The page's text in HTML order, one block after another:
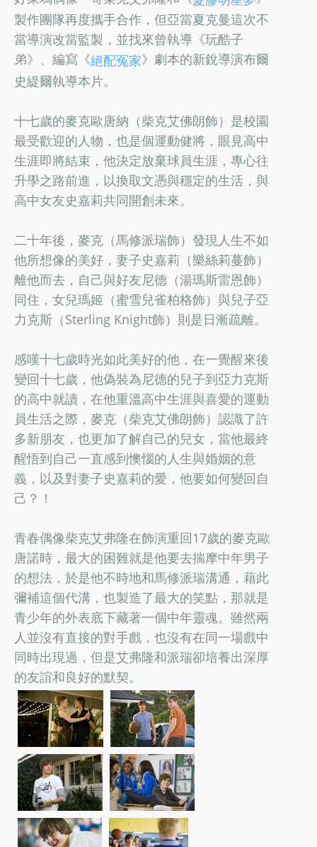
製作團隊再度攜手合作，但亞當夏克曼這次不
當導演改當監製，並找來曾執導《玩酷子
弟》、編寫《絕配冤家》劇本的新銳導演布爾
史緹爾執導本片。
十七歲的麥克歐唐納（柴克艾佛朗飾）是校園
最受歡迎的人物，也是個運動健將，眼見高中
生涯即將結束，他決定放棄球員生涯，專心往
升學之路前進，以換取文憑與穩定的生活，與
高中女友史嘉莉共同開創未來。
二十年後，麥克（馬修派瑞飾）發現人生不如
他所想像的美好，妻子史嘉莉（樂絲莉蔓飾）
離他而去，自己與好友尼德（湯瑪斯雷恩飾）
同住，女兒瑪姬（蜜雪兒雀柏格飾）與兒子亞
力克斯（Sterling Knight飾）則是日漸疏離。
感嘆十七歲時光如此美好的他，在一覺醒來後
變回十七歲，他偽裝為尼德的兒子到亞力克斯
的高中就讀，在他重溫高中生涯與喜愛的運動
員生活之際，麥克（柴克艾佛朗飾）認識了許
多新朋友，也更加了解自己的兒女，當他最終
醒悟到自己一直感到懊惱的人生與婚姻的意
義，以及對妻子史嘉莉的愛，他要如何變回自
己？！
青春偶像柴克艾弗隆在飾演重回17歲的麥克歐
唐諾時，最大的困難就是他要去揣摩中年男子
的想法，於是他不時地和馬修派瑞溝通，藉此
彌補這個代溝，也製造了最大的笑點，那就是
青少年的外表底下藏著一個中年靈魂。雖然兩
人並沒有直接的對手戲，也沒有在同一場戲中
同時出現過，但是艾弗隆和派瑞卻培養出深厚
的友誼和良好的默契。